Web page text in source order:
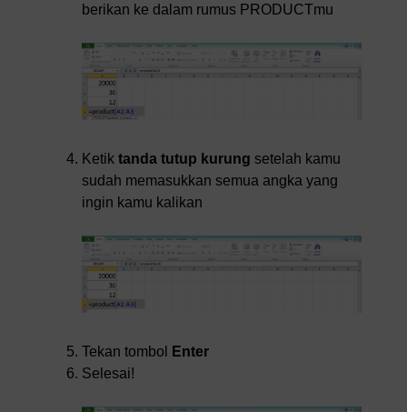
berikan ke dalam rumus PRODUCTmu
Ketik tanda tutup kurung setelah kamu
sudah memasukkan semua angka yang
ingin kamu kalikan
Tekan tombol
Enter
Selesai!